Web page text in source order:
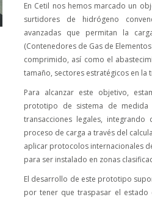
En Cetil nos hemos marcado un
surtidores de hidrógeno
avanzadas que permitan la
(Contenedores de Gas de
comprimido, así como el
tamaño, sectores estratégicos en la
Para alcanzar este objetivo,
prototipo de sistema de
transacciones legales,
proceso de carga a través del
aplicar protocolos internacionales
para ser instalado en zonas
El desarrollo de este prototipo
por tener que traspasar el